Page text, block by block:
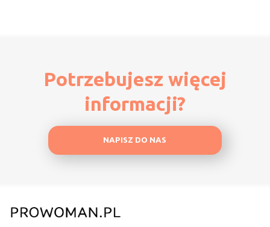
Potrzebujesz więcej
informacji?
NAPISZ DO NAS